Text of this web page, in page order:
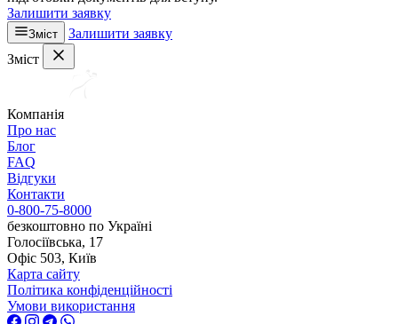
Залишити заявку
Зміст
Залишити заявку
Зміст
Компанія
Про нас
Блог
FAQ
Відгуки
Контакти
0-800-75-8000
безкоштовно по Україні
Голосіївська, 17
Офіс 503, Київ
Карта сайту
Політика конфіденційності
Умови використання